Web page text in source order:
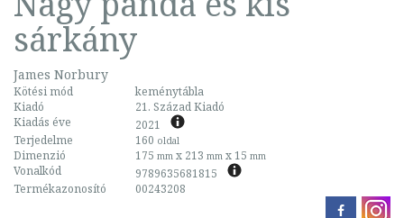
sárkány
James Norbury
Kötési mód
keménytábla
Kiadó
21. Század Kiadó
Kiadás éve
2021
Terjedelme
160 oldal
Dimenzió 175 mm x 213 mm x 15 mm
Vonalkód
9789635681815
Termékazonosító
00243208